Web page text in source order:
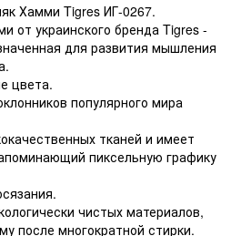
Хамми Tigres ИГ-0267.
от украинского бренда Tigres -
для развития мышления
цвета.
популярного мира
тканей и имеет
пиксельную графику
чистых материалов,
после многократной стирки.